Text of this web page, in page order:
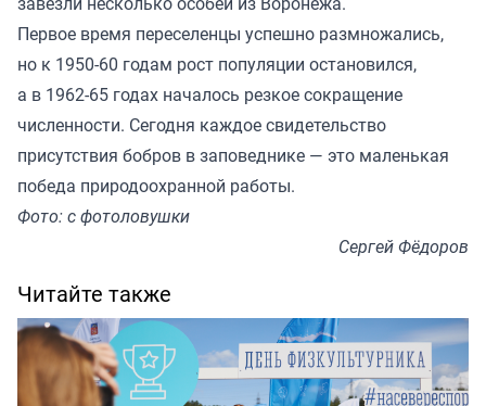
Первое время переселенцы успешно размножались,
но к 1950-60 годам рост популяции остановился,
а в 1962-65 годах началось резкое сокращение
численности. Сегодня каждое свидетельство
присутствия бобров в заповеднике — это маленькая
победа природоохранной работы.
Фото: с фотоловушки
Сергей Фёдоров
Читайте также